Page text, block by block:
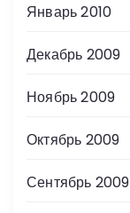
Январь 2010
Декабрь 2009
Ноябрь 2009
Октябрь 2009
Сентябрь 2009